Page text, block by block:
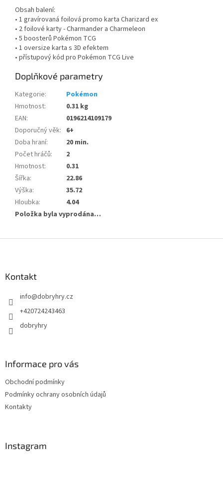
Obsah balení:
• 1 gravírovaná foilová promo karta Charizard ex
• 2 foilové karty - Charmander a Charmeleon
• 5 boosterů Pokémon TCG
• 1 oversize karta s 3D efektem
• přístupový kód pro Pokémon TCG Live
Doplňkové parametry
Kategorie:
Pokémon
Hmotnost:
0.31 kg
EAN:
0196214109179
Doporučný věk: 6+
Doba hraní:
20 min.
Počet hráčů:
2
Hmotnost:
0.31
Šířka:
22.86
Výška:
35.72
Hloubka:
4.04
Položka byla vyprodána…
Kontakt
info@dobryhry.cz
+420724243463
dobryhry
Informace pro vás
Obchodní podmínky
Podmínky ochrany osobních údajů
Kontakty
Instagram